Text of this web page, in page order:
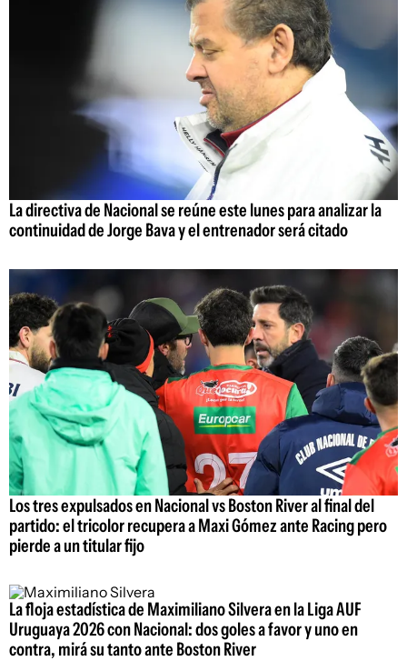
La directiva de Nacional se reúne este lunes para analizar la
continuidad de Jorge Bava y el entrenador será citado
Los tres expulsados en Nacional vs Boston River al final del
partido: el tricolor recupera a Maxi Gómez ante Racing pero
pierde a un titular fijo
La floja estadística de Maximiliano Silvera en la Liga AUF
Uruguaya 2026 con Nacional: dos goles a favor y uno en
contra, mirá su tanto ante Boston River